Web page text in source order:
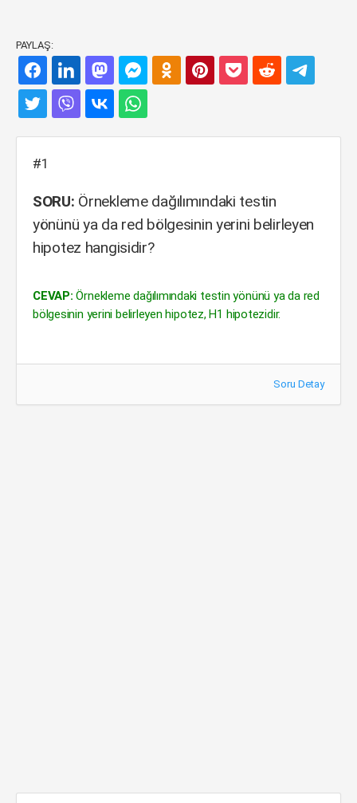
PAYLAŞ:
#1
SORU: Örnekleme dağılımındaki testin
yönünü ya da red bölgesinin yerini belirleyen
hipotez hangisidir?
CEVAP: Örnekleme dağılımındaki testin yönünü ya da red
bölgesinin yerini belirleyen hipotez, H1 hipotezidir.
Soru Detay